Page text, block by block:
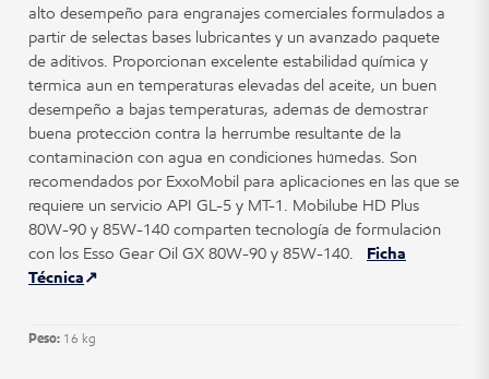
alto desempeño para engranajes comerciales formulados a
partir de selectas bases lubricantes y un avanzado paquete
de aditivos. Proporcionan excelente estabilidad química y
térmica aun en temperaturas elevadas del aceite, un buen
desempeño a bajas temperaturas, además de demostrar
buena protección contra la herrumbe resultante de la
contaminación con agua en condiciones húmedas. Son
recomendados por ExxoMobil para aplicaciones en las que se
requiere un servicio API GL-5 y MT-1. Mobilube HD Plus
80W-90 y 85W-140 comparten tecnología de formulación
con los Esso Gear Oil GX 80W-90 y 85W-140. Ficha
Técnica
Peso: 16 kg